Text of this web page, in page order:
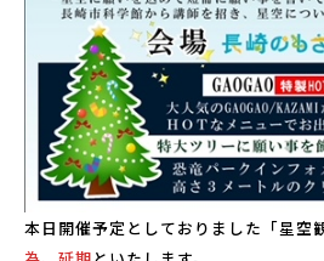
お問い合わせ
パーク概要
個人情報保護方針
本日開催予定としておりました「星空